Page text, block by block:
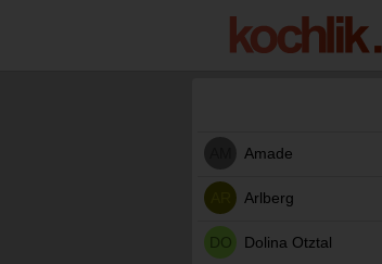
Amade
Arlberg
DO Dolina Otztal